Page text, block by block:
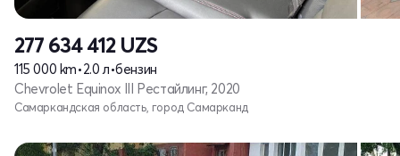
277 634 412 UZS
115 000 km•2.0 л•бензин
Chevrolet Equinox III Рестайлинг, 2020
Самаркандская область, город Самарканд